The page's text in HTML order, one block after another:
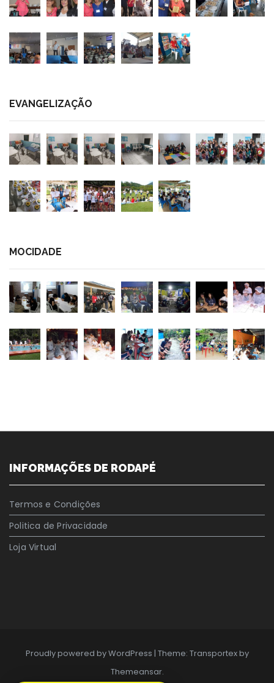
EVANGELIZAÇÃO
MOCIDADE
INFORMAÇÕES DE RODAPÉ
Termos e Condições
Politica de Privacidade
Loja Virtual
Proudly powered by WordPress | Theme: Transportex by
Themeansar.